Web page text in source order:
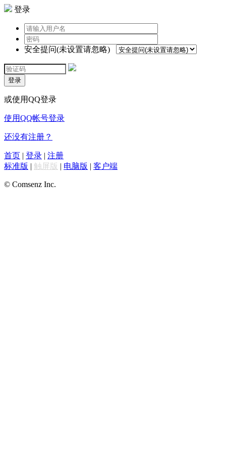
登录
安全提问(未设置请忽略)
登录
或使用QQ登录
使用QQ帐号登录
还没有注册？
首页 | 登录 | 注册
标准版 | 触屏版 | 电脑版 | 客户端
© Comsenz Inc.